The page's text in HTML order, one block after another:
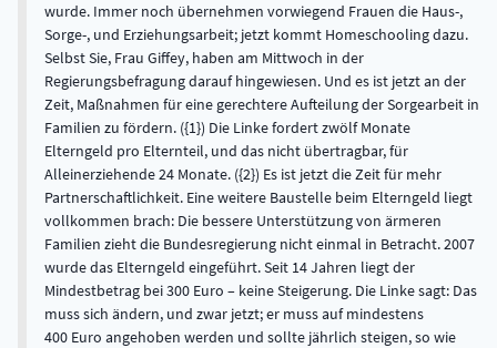
wurde. Immer noch übernehmen vorwiegend Frauen die Haus-,
Sorge-, und Erziehungsarbeit; jetzt kommt Homeschooling dazu.
Selbst Sie, Frau Giffey, haben am Mittwoch in der
Regierungsbefragung darauf hingewiesen. Und es ist jetzt an der
Zeit, Maßnahmen für eine gerechtere Aufteilung der Sorgearbeit in
Familien zu fördern. ({1}) Die Linke fordert zwölf Monate
Elterngeld pro Elternteil, und das nicht übertragbar, für
Alleinerziehende 24 Monate. ({2}) Es ist jetzt die Zeit für mehr
Partnerschaftlichkeit. Eine weitere Baustelle beim Elterngeld liegt
vollkommen brach: Die bessere Unterstützung von ärmeren
Familien zieht die Bundesregierung nicht einmal in Betracht. 2007
wurde das Elterngeld eingeführt. Seit 14 Jahren liegt der
Mindestbetrag bei 300 Euro – keine Steigerung. Die Linke sagt: Das
muss sich ändern, und zwar jetzt; er muss auf mindestens
400 Euro angehoben werden und sollte jährlich steigen, so wie